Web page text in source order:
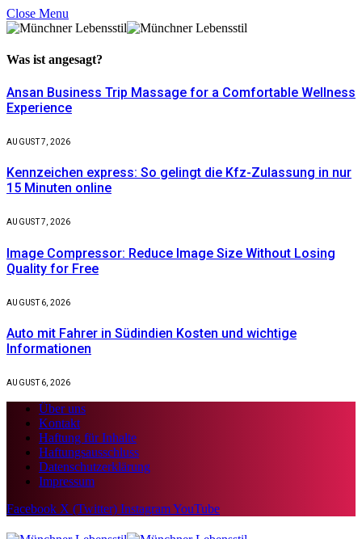
Close Menu
Was ist angesagt?
Ansan Business Trip Massage for a Comfortable Wellness
Experience
AUGUST 7, 2026
Kennzeichen express: So gelingt die Kfz-Zulassung in nur
15 Minuten online
AUGUST 7, 2026
Image Compressor: Reduce Image Size Without Losing
Quality for Free
AUGUST 6, 2026
Auto mit Fahrer in Südindien Kosten und wichtige
Informationen
AUGUST 6, 2026
Über uns
Kontakt
Haftung für Inhalte
Haftungsausschluss
Datenschutzerklärung
Impressum
Facebook X (Twitter) InstagramYouTube